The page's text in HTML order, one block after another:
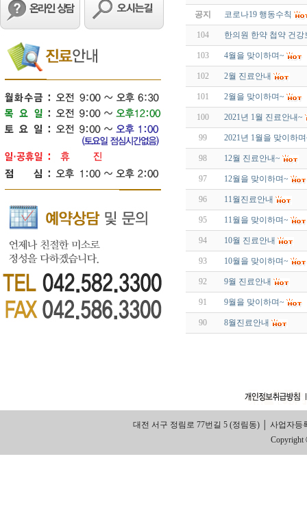
공지 코로나19 행동수칙
104 한의원 한약 첩약 건강
103 4월을 맞이하며~
102 2월 진료안내
101 2월을 맞이하며~
100 2021년 1월 진료안내~
99 2021년 1월을 맞이하
98 12월 진료안내~
97 12월을 맞이하며~
96 11월진료안내
95 11월을 맞이하며~
94 10월 진료안내
93 10월을 맞이하며~
92 9월 진료안내
91 9월을 맞이하며~
90 8월진료안내
대전 서구 정림로 77번길 5 (정림동) │ 사업자등